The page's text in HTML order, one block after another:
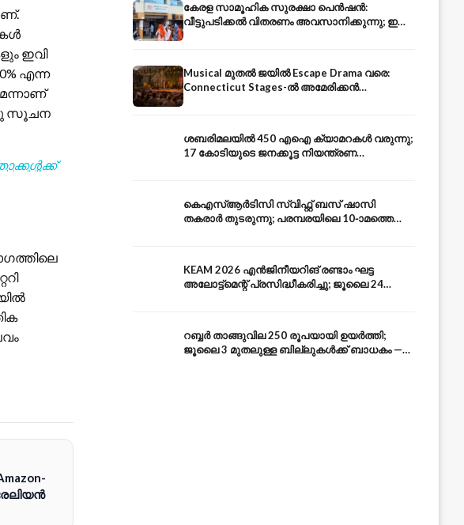
ഇവി
എന്ന
സൂചന
കേരള സാമൂഹിക സുരക്ഷാ പെൻഷൻ:
വീട്ടുപടിക്കൽ വിതരണം അവസാനിക്കുന്നു; ഇനി
Musical മുതൽ ജയിൽ Escape Drama വരെ:
Connecticut Stages-ൽ അമേരിക്കൻ
ശബരിമലയിൽ 450 എഐ ക്യാമറകൾ വരുന്നു;
17 കോടിയുടെ ജനക്കൂട്ട നിയന്ത്രണ
കെഎസ്ആർടിസി സ്വിഫ്റ്റ് ബസ് ഷാസി
തകരാർ തുടരുന്നു; പരമ്പരയിലെ 10-ാമത്തെ
KEAM 2026 എൻജിനീയറിങ് രണ്ടാം ഘട്ട
അലോട്ട്മെന്റ് പ്രസിദ്ധീകരിച്ചു; ജൂലൈ 24
റബ്ബർ താങ്ങുവില 250 രൂപയായി ഉയർത്തി;
ജൂലൈ 3 മുതലുള്ള ബില്ലുകൾക്ക് ബാധകം —